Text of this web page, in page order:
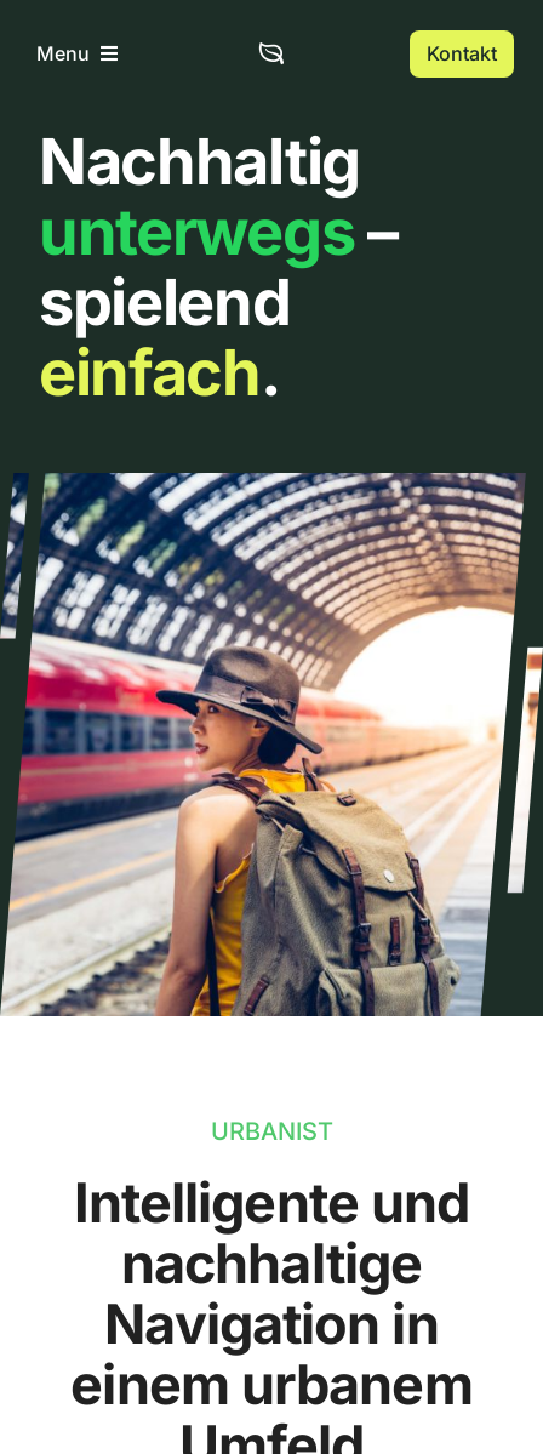
InhaltMenu
Home
Über uns
Urbanlist
Kontakt
Nachhaltig
unterwegs–
spielend
einfach.
URBANIST
Intelligente und
nachhaltige
Navigation in
einem urbanem